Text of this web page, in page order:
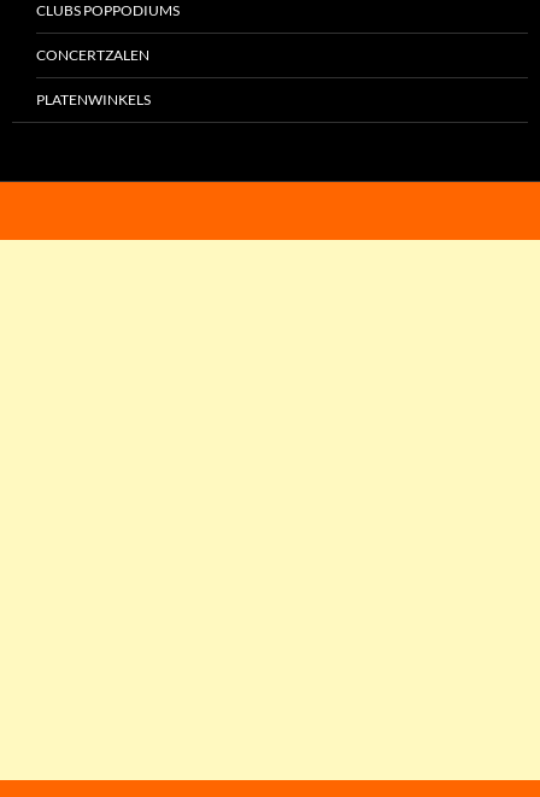
CLUBS POPPODIUMS
CONCERTZALEN
PLATENWINKELS